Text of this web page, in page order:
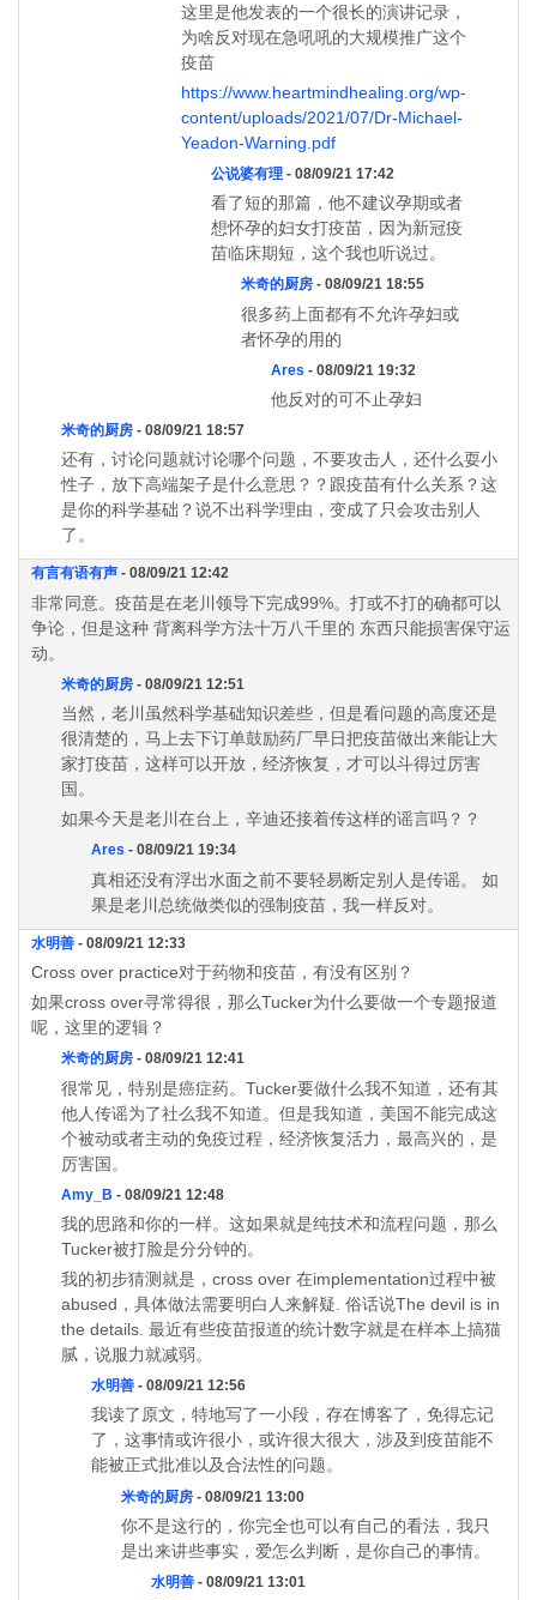
这里是他发表的一个很长的演讲记录，
为啥反对现在急吼吼的大规模推广这个
疫苗
https://www.heartmindhealing.org/wp-
content/uploads/2021/07/Dr-Michael-
Yeadon-Warning.pdf
公说婆有理 - 08/09/21 17:42
看了短的那篇，他不建议孕期或者
想怀孕的妇女打疫苗，因为新冠疫
苗临床期短，这个我也听说过。
米奇的厨房 - 08/09/21 18:55
很多药上面都有不允许孕妇或
者怀孕的用的
Ares - 08/09/21 19:32
他反对的可不止孕妇
米奇的厨房 - 08/09/21 18:57
还有，讨论问题就讨论哪个问题，不要攻击人，还什么耍小
性子，放下高端架子是什么意思？？跟疫苗有什么关系？这
是你的科学基础？说不出科学理由，变成了只会攻击别人
了。
有言有语有声 - 08/09/21 12:42
非常同意。疫苗是在老川领导下完成99%。打或不打的确都可以
争论，但是这种 背离科学方法十万八千里的 东西只能损害保守运
动。
米奇的厨房 - 08/09/21 12:51
当然，老川虽然科学基础知识差些，但是看问题的高度还是
很清楚的，马上去下订单鼓励药厂早日把疫苗做出来能让大
家打疫苗，这样可以开放，经济恢复，才可以斗得过厉害
国。
如果今天是老川在台上，辛迪还接着传这样的谣言吗？？
Ares - 08/09/21 19:34
真相还没有浮出水面之前不要轻易断定别人是传谣。 如
果是老川总统做类似的强制疫苗，我一样反对。
水明善 - 08/09/21 12:33
Cross over practice对于药物和疫苗，有没有区别？
如果cross over寻常得很，那么Tucker为什么要做一个专题报道
呢，这里的逻辑？
米奇的厨房 - 08/09/21 12:41
很常见，特别是癌症药。Tucker要做什么我不知道，还有其
他人传谣为了社么我不知道。但是我知道，美国不能完成这
个被动或者主动的免疫过程，经济恢复活力，最高兴的，是
厉害国。
Amy_B - 08/09/21 12:48
我的思路和你的一样。这如果就是纯技术和流程问题，那么
Tucker被打脸是分分钟的。
我的初步猜测就是，cross over 在implementation过程中被
abused，具体做法需要明白人来解疑. 俗话说The devil is in
the details. 最近有些疫苗报道的统计数字就是在样本上搞猫
腻，说服力就减弱。
水明善 - 08/09/21 12:56
我读了原文，特地写了一小段，存在博客了，免得忘记
了，这事情或许很小，或许很大很大，涉及到疫苗能不
能被正式批准以及合法性的问题。
米奇的厨房 - 08/09/21 13:00
你不是这行的，你完全也可以有自己的看法，我只
是出来讲些事实，爱怎么判断，是你自己的事情。
水明善 - 08/09/21 13:01